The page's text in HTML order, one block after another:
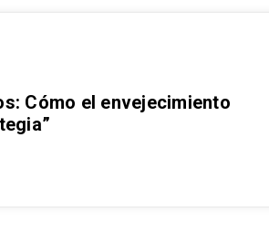
Cómo el envejecimiento